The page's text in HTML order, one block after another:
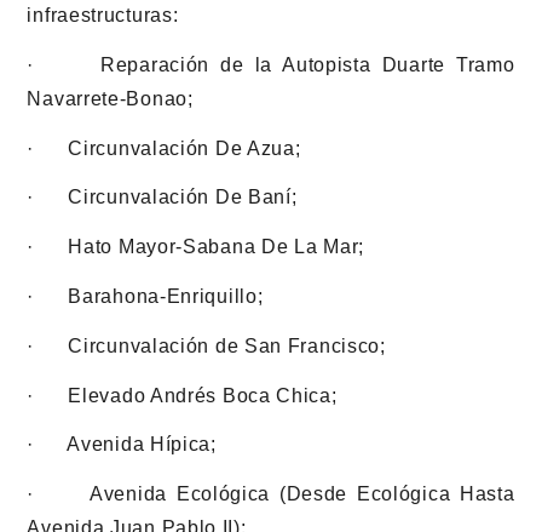
infraestructuras:
· Reparación de la Autopista Duarte Tramo
Navarrete-Bonao;
· Circunvalación De Azua;
· Circunvalación De Baní;
· Hato Mayor-Sabana De La Mar;
· Barahona-Enriquillo;
· Circunvalación de San Francisco;
· Elevado Andrés Boca Chica;
· Avenida Hípica;
· Avenida Ecológica (Desde Ecológica Hasta